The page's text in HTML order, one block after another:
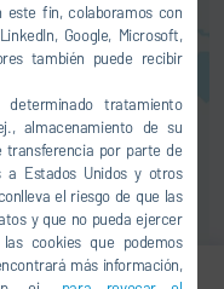
este fin, colaboramos con
Google, Microsoft,
también puede recibir
tratamiento
almacenamiento de su
transferencia por parte de
a Estados Unidos y otros
el riesgo de que las
y que no pueda ejercer
cookies que podemos
más información,